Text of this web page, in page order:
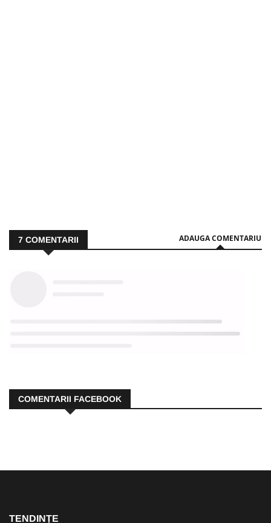
7 COMENTARII ADAUGA COMENTARIU
COMENTARII FACEBOOK
TENDINȚE